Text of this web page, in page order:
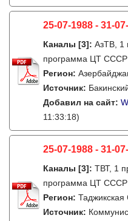
25-07-1988 - 31-
Каналы [3]: АзТВ, 1
программа ЦТ СССР
Регион:
Источник:
Добавил на сайт:
11:33:18)
25-07-1988 - 31-
Каналы [3]: ТВТ, 1
программа ЦТ СССР
Регион:
Источник: